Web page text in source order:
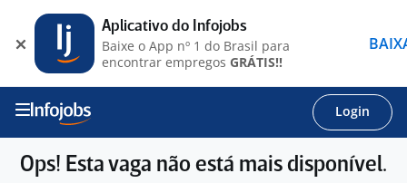
Login
Ops! Esta vaga não está mais disponível.
Aplicativo do Infojobs
Baixe o App nº 1 do Brasil para
encontrar empregos GRÁTIS!!